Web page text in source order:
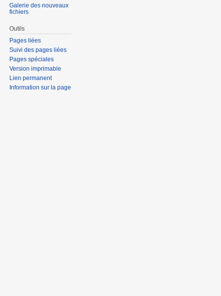
Galerie des nouveaux
fichiers
Outils
Pages liées
Suivi des pages liées
Pages spéciales
Version imprimable
Lien permanent
Information sur la page